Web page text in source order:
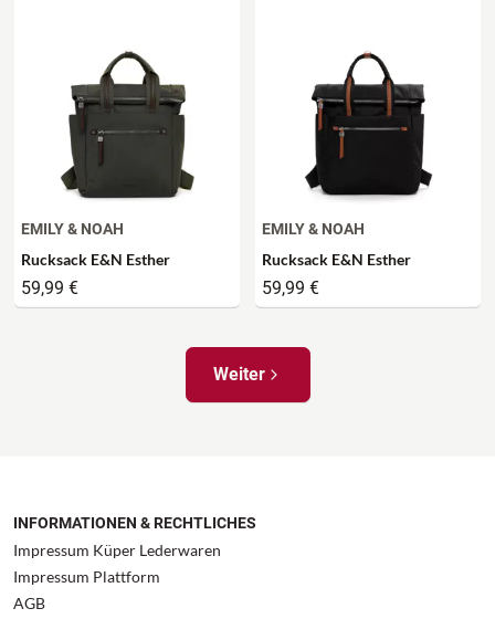
EMILY & NOAH
Rucksack E&N Esther
59,99 €
EMILY & NOAH
Rucksack E&N Esther
59,99 €
Weiter
INFORMATIONEN & RECHTLICHES
Impressum Küper Lederwaren
Impressum Plattform
AGB